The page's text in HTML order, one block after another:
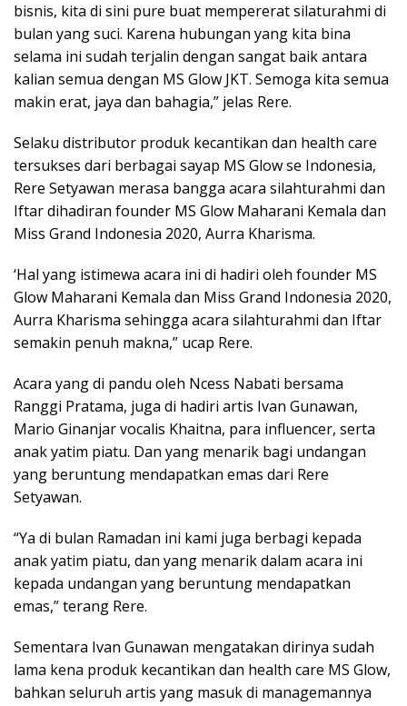
bisnis, kita di sini pure buat mempererat silaturahmi di
bulan yang suci. Karena hubungan yang kita bina
selama ini sudah terjalin dengan sangat baik antara
kalian semua dengan MS Glow JKT. Semoga kita semua
makin erat, jaya dan bahagia,” jelas Rere.
Selaku distributor produk kecantikan dan health care
tersukses dari berbagai sayap MS Glow se Indonesia,
Rere Setyawan merasa bangga acara silahturahmi dan
Iftar dihadiran founder MS Glow Maharani Kemala dan
Miss Grand Indonesia 2020, Aurra Kharisma.
‘Hal yang istimewa acara ini di hadiri oleh founder MS
Glow Maharani Kemala dan Miss Grand Indonesia 2020,
Aurra Kharisma sehingga acara silahturahmi dan Iftar
semakin penuh makna,” ucap Rere.
Acara yang di pandu oleh Ncess Nabati bersama
Ranggi Pratama, juga di hadiri artis Ivan Gunawan,
Mario Ginanjar vocalis Khaitna, para influencer, serta
anak yatim piatu. Dan yang menarik bagi undangan
yang beruntung mendapatkan emas dari Rere
Setyawan.
“Ya di bulan Ramadan ini kami juga berbagi kepada
anak yatim piatu, dan yang menarik dalam acara ini
kepada undangan yang beruntung mendapatkan
emas,” terang Rere.
Sementara Ivan Gunawan mengatakan dirinya sudah
lama kena produk kecantikan dan health care MS Glow,
bahkan seluruh artis yang masuk di managemannya